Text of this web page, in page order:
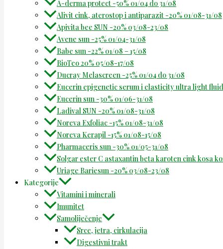
A-derma protect -50% 01/04 do 31/08
Alivit cink, aterostop i antiparazit -20% 01/08-31/08
Apivita bee SUN -20% 03/08-23/08
Avene sun -25% 01/04-31/08
Babe sun -22% 01/08 – 15/08
BioTeo 20% 05/08-17/08
Ducray Melascreen -25% 01/04 do 31/08
Eucerin epigenetic serum i elasticity ultra light
Eucerin sun -30% 01/06-31/08
Ladival SUN -20% 01/08-31/08
Noreva Exfoliac -15% 01/08-31/08
Noreva Kerapil -15% 01/08-15/08
Pharmaceris sun -30% 01/05-31/08
Solgar ester C astaxantin beta karoten cink kosa
Uriage Bariesun -20% 03/08-23/08
Kategorije
Vitamini i minerali
Imunitet
Samoliječenje
Srce, jetra, cirkulacija
Digestivni trakt